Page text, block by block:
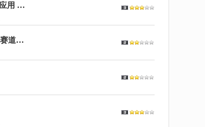
AI工具深度熟悉与应用（即梦+Deepseek+豆包），覆盖创作办公等全场景落地应用 155078
2026最新即梦seedance2.0保姆级教程手把手教你豆包+即梦+剪映AI玩转AI漫剧赛道 155040